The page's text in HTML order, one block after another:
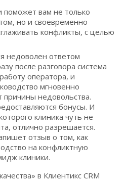
поможет вам не только
но и своевременно
конфликты, с целью
недоволен ответом
после разговора система
оператора, и
мгновенно
причины недовольства.
бонусы. И
клиника чуть не
отлично разрешается.
отзыв о том, как
на конфликтную
клиники.